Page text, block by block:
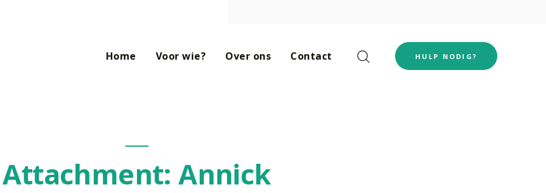
Home Voor wie? Over ons Contact HULP NODIG?
Attachment: Annick
VOOR WIE?